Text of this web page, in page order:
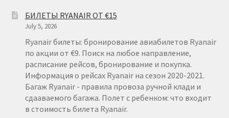
БИЛЕТЫ RYANAIR ОТ €15
July 5, 2026
Ryanair билеты: бронирование авиабилетов Ryanair
по акции от €9. Поиск на любое направление,
расписание рейсов, бронирование и покупка.
Информация о рейсах Ryanair на сезон 2020-2021.
Багаж Ryanair - правила провоза ручной клади и
сдааваемого багажа. Полет с ребенком: что входит
в стоимость билета Ryanair.